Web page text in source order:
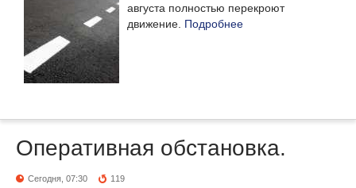
августа полностью перекроют
движение. Подробнее
Оперативная обстановка.
Сегодня, 07:30 119